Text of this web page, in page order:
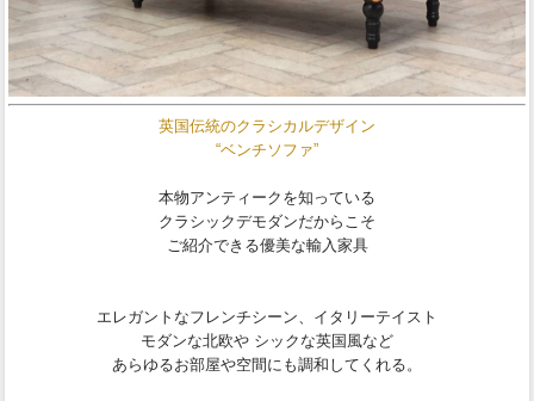
英国伝統のクラシカルデザイン
“ベンチソファ”
本物アンティークを知っている
クラシックデモダンだからこそ
ご紹介できる優美な輸入家具
エレガントなフレンチシーン、イタリーテイスト
モダンな北欧や シックな英国風など
あらゆるお部屋や空間にも調和してくれる。